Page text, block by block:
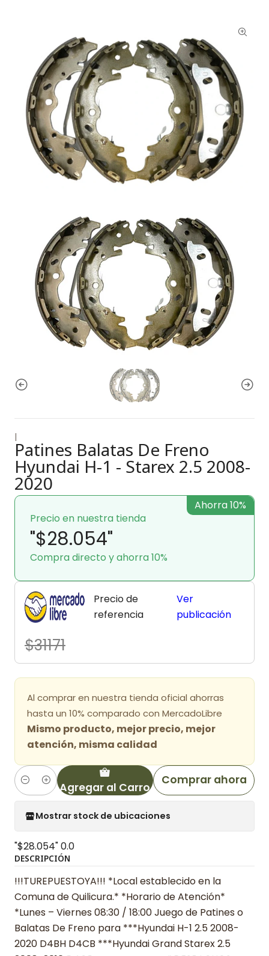
|
Patines Balatas De Freno
Hyundai H-1 - Starex 2.5 2008-
2020
Precio en nuestra tienda
"$28.054"
Compra directo y ahorra 10%
Ahorra 10%
Precio de
referencia
$31171
Ver
publicación
Al comprar en nuestra tienda oficial ahorras
hasta un 10% comparado con MercadoLibre
Mismo producto, mejor precio, mejor
atención, misma calidad
Cantidad Agregar al Carro
Comprar ahora
Mostrar stock de ubicaciones
"$28.054"0.0
DESCRIPCIÓN
!!!TUREPUESTOYA!!! *Local establecido en la
Comuna de Quilicura.* *Horario de Atención*
*Lunes – Viernes 08:30 / 18:00 Juego de Patines o
Balatas De Freno para ***Hyundai H-1 2.5 2008-
2020 D4BH D4CB ***Hyundai Grand Starex 2.5